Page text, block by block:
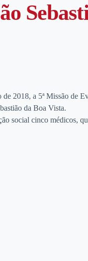
2018, a 5ª Missão de
da Boa Vista.
social cinco médicos,